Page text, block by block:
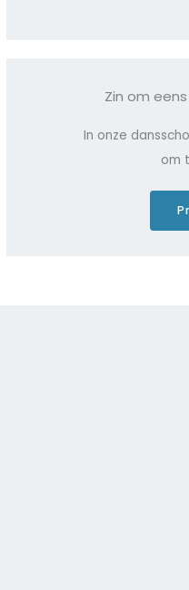
Zin om
In onze
om